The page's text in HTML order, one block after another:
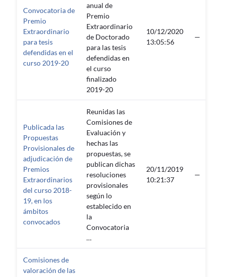
Convocatoria de
Premio
Extraordinario
para tesis
defendidas en el
curso 2019-20
anual de
Premio
Extraordinario
de Doctorado
para las tesis
defendidas en
el curso
finalizado
2019-20
10/12/2020
13:05:56
—
Publicada las
Propuestas
Provisionales de
adjudicación de
Premios
Extraordinarios
del curso 2018-
19, en los
ámbitos
convocados
Reunidas las
Comisiones de
Evaluación y
hechas las
propuestas, se
publican dichas
resoluciones
provisionales
según lo
establecido en
la
Convocatoria
…
20/11/2019
10:21:37
—
Comisiones de
valoración de las